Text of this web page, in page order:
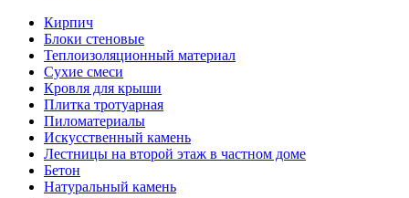
Кирпич
Блоки стеновые
Теплоизоляционный материал
Сухие смеси
Кровля для крыши
Плитка тротуарная
Пиломатериалы
Искусственный камень
Лестницы на второй этаж в частном доме
Бетон
Натуральный камень